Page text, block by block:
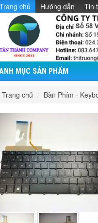
Trang chủ Hướng dẫn Tin
MỤC SẢN PHẨM
Trang chủ / Bàn Phím -